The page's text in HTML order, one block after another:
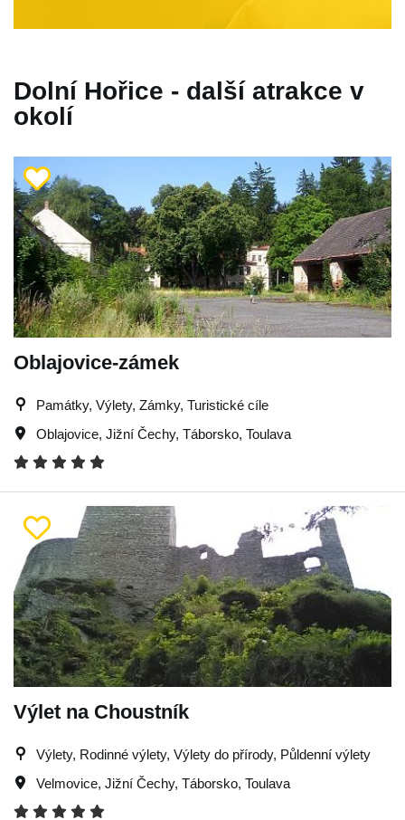
Dolní Hořice - další atrakce v
okolí
Oblajovice-zámek
Památky, Výlety, Zámky, Turistické cíle
Oblajovice, Jižní Čechy, Táborsko, Toulava
Výlet na Choustník
Výlety, Rodinné výlety, Výlety do přírody, Půldenní výlety
Velmovice, Jižní Čechy, Táborsko, Toulava